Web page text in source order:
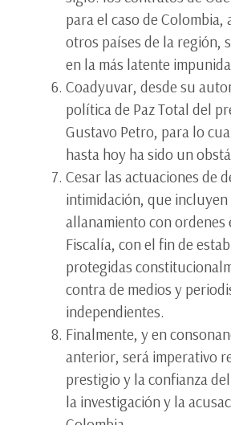
para el caso de Colombia,
otros países de la región,
en la más latente
Coadyuvar, desde su
política de Paz Total del
Gustavo Petro, para lo
hasta hoy ha sido un
Cesar las actuaciones de
intimidación, que
allanamiento con ordenes
Fiscalía, con el fin de
protegidas
contra de medios y
independientes.
Finalmente, y en
anterior, será imperativo
prestigio y la confianza
la investigación y la